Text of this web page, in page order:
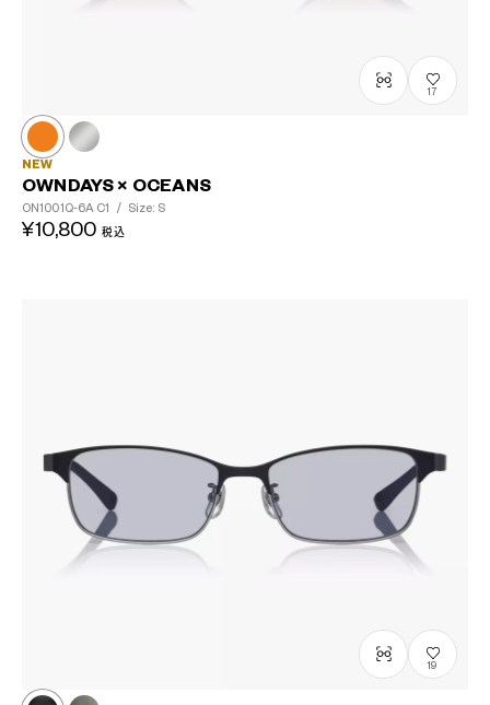
17
NEW
OWNDAYS × OCEANS
ON1001Q-6A C1 / Size: S
¥10,800 税込
19